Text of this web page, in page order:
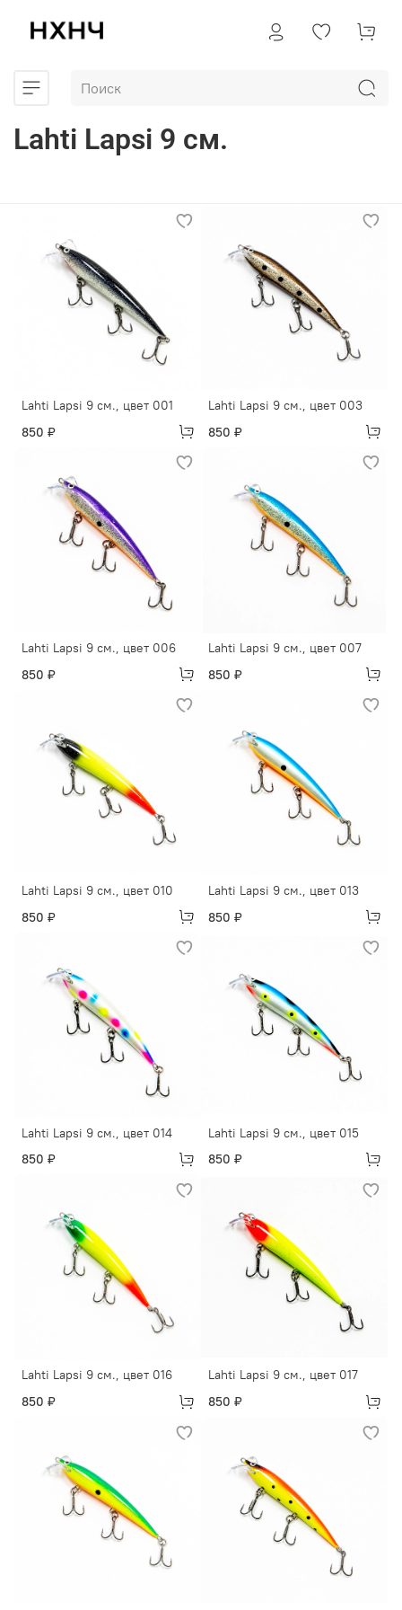
Lahti Lapsi 9 см.
Lahti Lapsi 9 см., цвет 001
850 ₽
Lahti Lapsi 9 см., цвет 003
850 ₽
Lahti Lapsi 9 см., цвет 006
850 ₽
Lahti Lapsi 9 см., цвет 007
850 ₽
Lahti Lapsi 9 см., цвет 010
850 ₽
Lahti Lapsi 9 см., цвет 013
850 ₽
Lahti Lapsi 9 см., цвет 014
850 ₽
Lahti Lapsi 9 см., цвет 015
850 ₽
Lahti Lapsi 9 см., цвет 016
850 ₽
Lahti Lapsi 9 см., цвет 017
850 ₽